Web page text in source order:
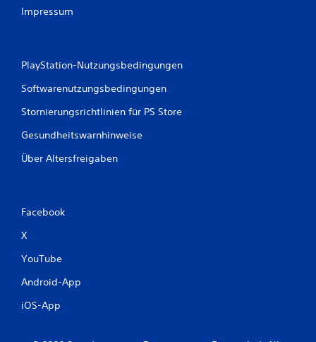
Impressum
PlayStation-Nutzungsbedingungen
Softwarenutzungsbedingungen
Stornierungsrichtlinien für PS Store
Gesundheitswarnhinweise
Über Altersfreigaben
Facebook
X
YouTube
Android-App
iOS-App